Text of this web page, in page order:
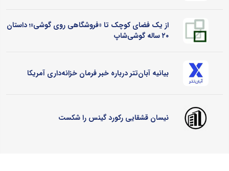
از یک فضای کوچک تا «فروشگاهی روی گوشی»؛ داستان
۲۰ ساله گوشی‌شاپ
بیانیه آبان‌تتر درباره خبر فرمان خزانه‌داری آمریکا
نیسان قشقایی رکورد گینس را شکست